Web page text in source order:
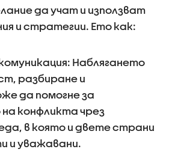
да учат и използват
и стратегии. Ето как:
Наблягането
разбиране и
да помогне за
конфликта чрез
в която и двете страни
и уважавани.